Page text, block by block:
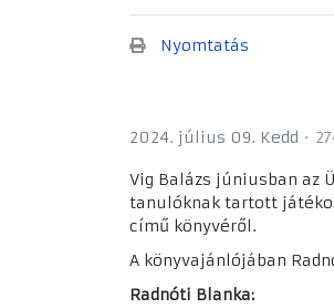
Nyomtatás
2024. július 09. Kedd
Vig Balázs júniusban az
tanulóknak tartott
című könyvéről.
A könyvajánlójában
Radnóti Blanka: